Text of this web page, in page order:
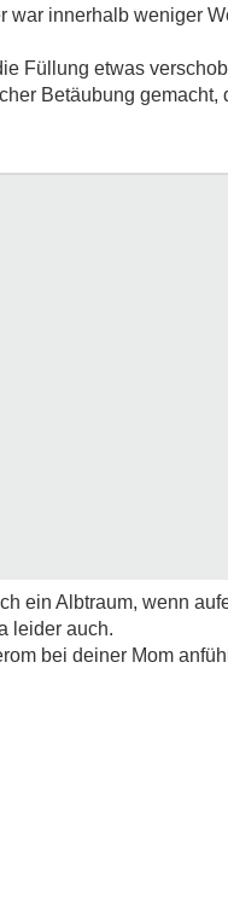
war innerhalb weniger
Füllung etwas
Betäubung gemacht,
ein Albtraum, wenn
leider auch.
bei deiner Mom